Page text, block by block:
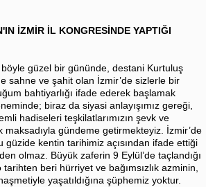
İZMİR İL KONGRESİNDE YAPTIĞI
böyle güzel bir gününde, destani Kurtuluş
sahne ve şahit olan İzmir’de sizlerle bir
bahtiyarlığı ifade ederek başlamak
biraz da siyasi anlayışımız gereği,
hadiseleri teşkilatlarımızın şevk ve
maksadıyla gündeme getirmekteyiz. İzmir’de
güzide kentin tarihimiz açısından ifade ettiği
olmaz. Büyük zaferin 9 Eylül’de taçlandığı
beri hürriyet ve bağımsızlık azminin,
yaşatıldığına şüphemiz yoktur.